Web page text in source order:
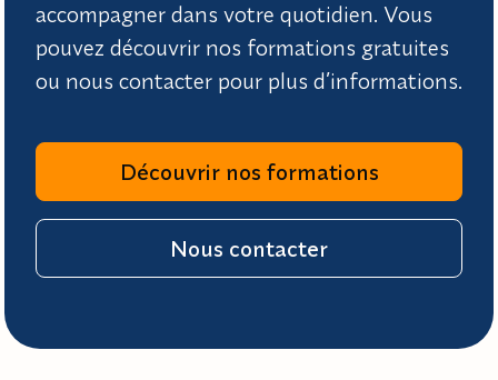
accompagner dans votre quotidien. Vous
pouvez découvrir nos formations gratuites
ou nous contacter pour plus d’informations.
Découvrir nos formations
Nous contacter